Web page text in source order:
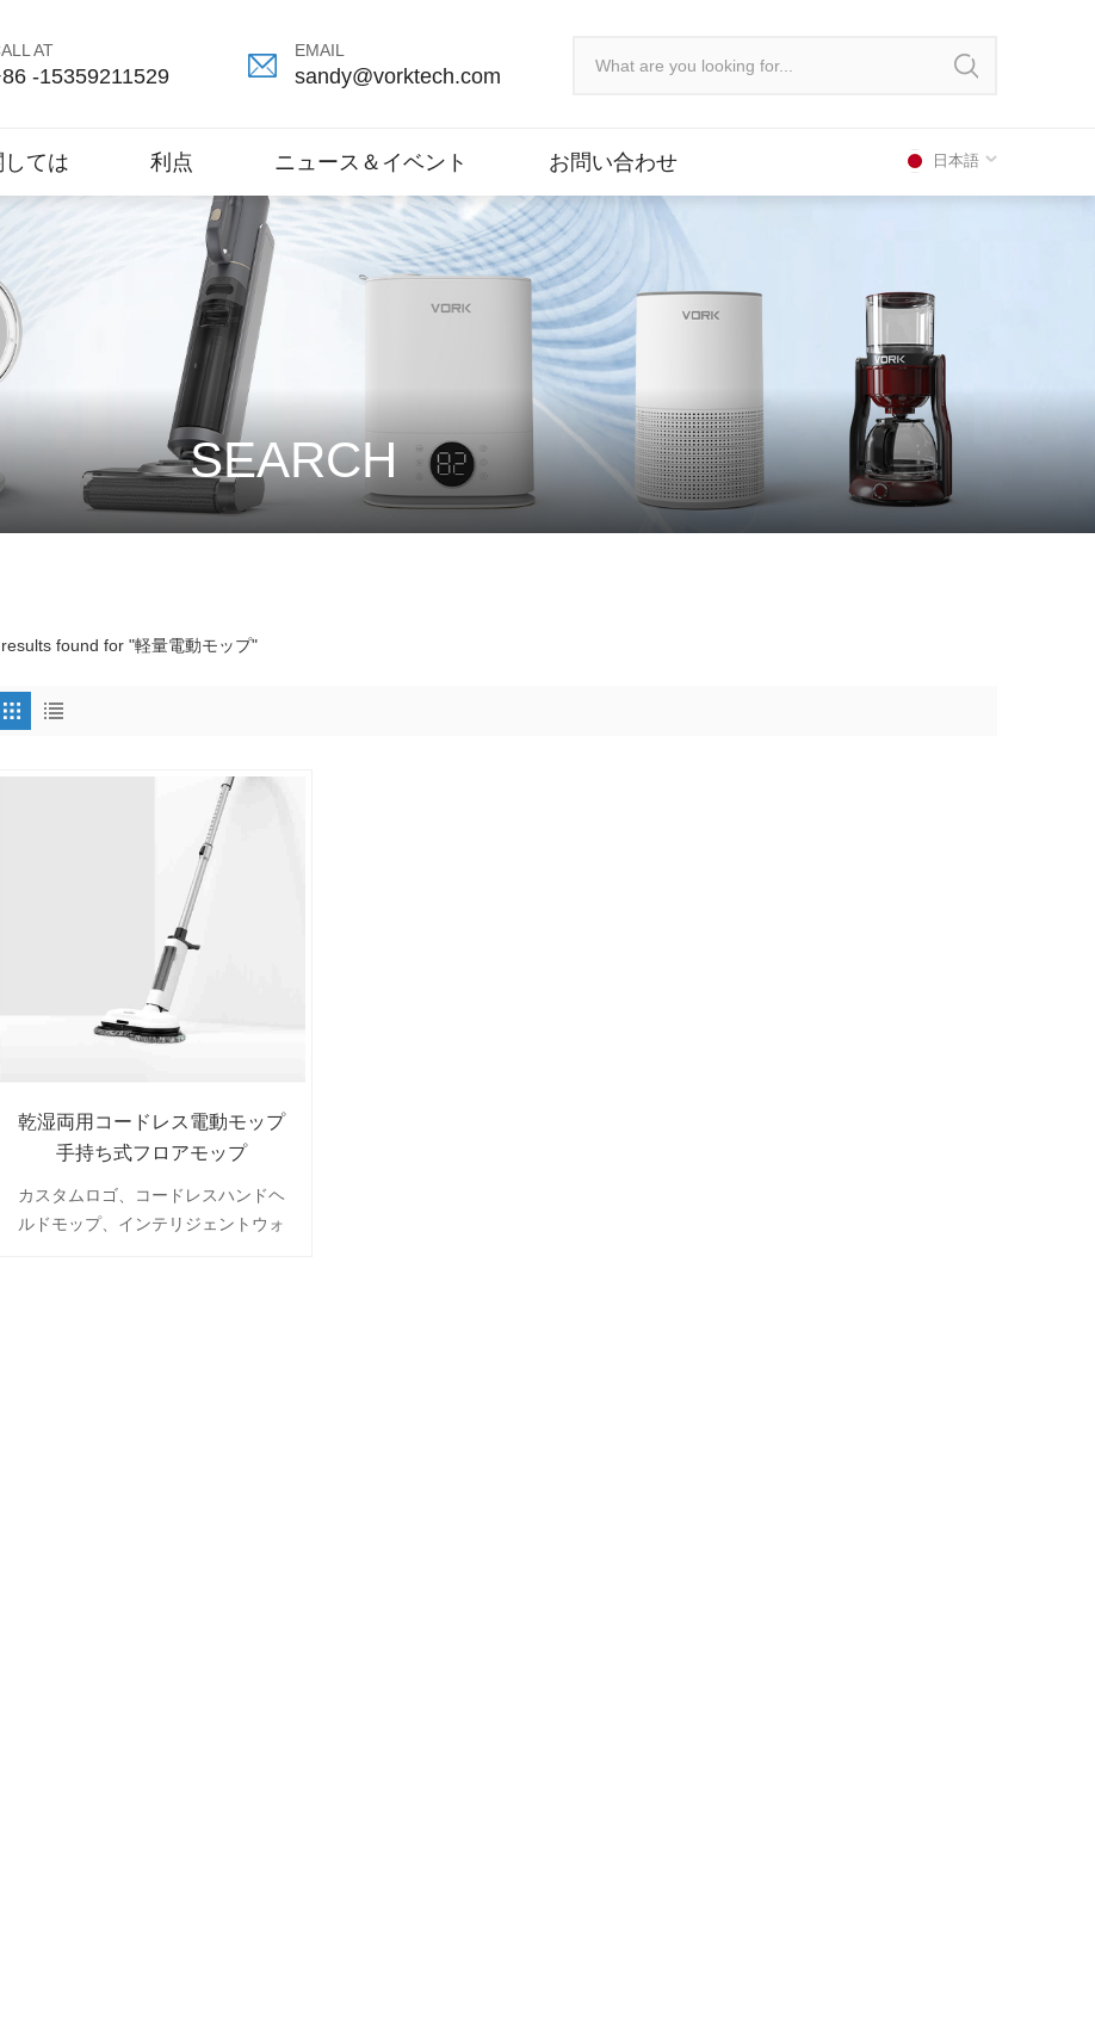
AT
-15359211529
EMAIL
sandy@vorktech.com
ては 利点 ニュース＆イベント お問い合わせ 日本語
SEARCH
found for "軽量電動モップ"
乾湿両用コードレス電動モップ
手持ち式フロアモップ
カスタムロゴ、コードレスハンドヘ
ルドモップ、インテリジェントウォ